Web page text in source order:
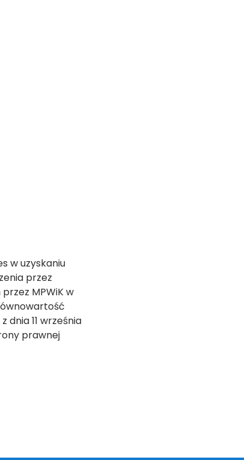
w uzyskaniu
przez
MPWiK w
dnia 11 września
prawnej